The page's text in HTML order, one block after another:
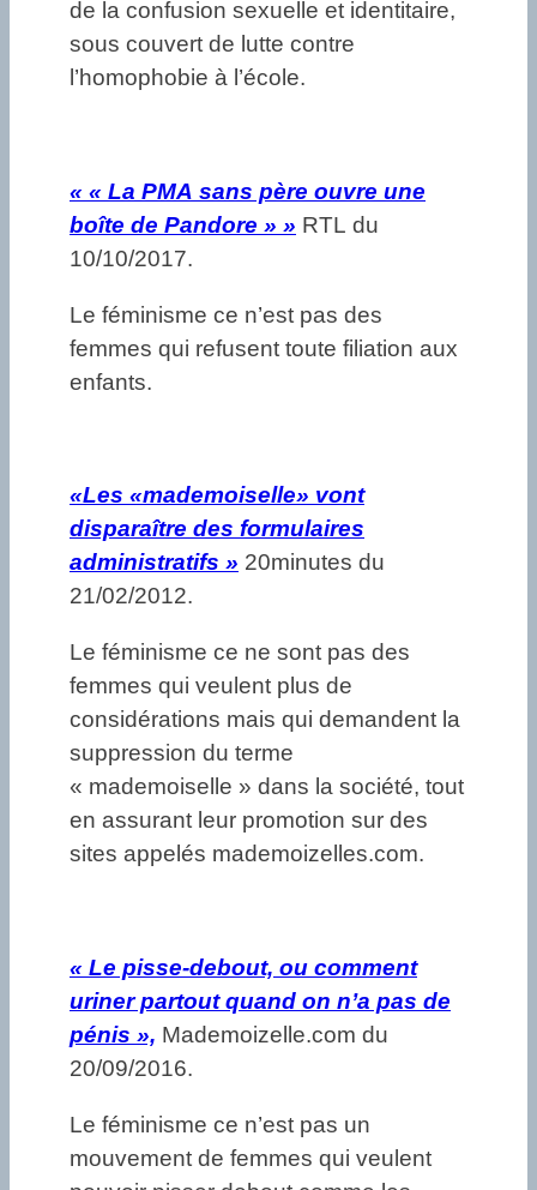
de la confusion sexuelle et identitaire,
sous couvert de lutte contre
l’homophobie à l’école.
« « La PMA sans père ouvre une
boîte de Pandore » » RTL du
10/10/2017.
Le féminisme ce n’est pas des
femmes qui refusent toute filiation aux
enfants.
«Les «mademoiselle» vont
disparaître des formulaires
administratifs » 20minutes du
21/02/2012.
Le féminisme ce ne sont pas des
femmes qui veulent plus de
considérations mais qui demandent la
suppression du terme
« mademoiselle » dans la société, tout
en assurant leur promotion sur des
sites appelés mademoizelles.com.
« Le pisse-debout, ou comment
uriner partout quand on n’a pas de
pénis », Mademoizelle.com du
20/09/2016.
Le féminisme ce n’est pas un
mouvement de femmes qui veulent